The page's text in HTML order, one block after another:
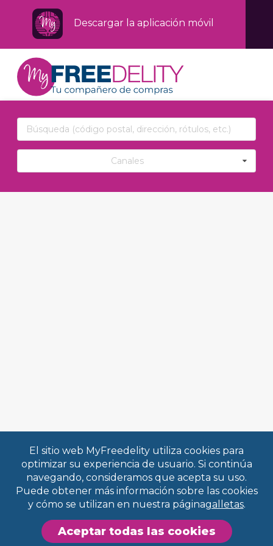
El sitio web MyFreedelity utiliza cookies para
optimizar su experiencia de usuario. Si continúa
navegando, consideramos que acepta su uso.
Puede obtener más información sobre las cookies
y cómo se utilizan en nuestra páginagalletas.
Aceptar todas las cookies
Descargar la aplicación móvil
Canales